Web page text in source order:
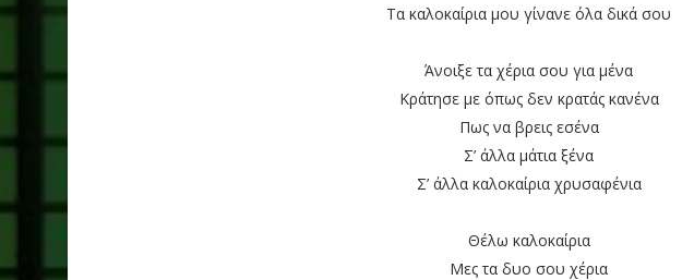
Τα καλοκαίρια μου γίνανε όλα δικά σου
Άνοιξε τα χέρια σου για μένα
Κράτησε με όπως δεν κρατάς κανένα
Πως να βρεις εσένα
Σ’ άλλα μάτια ξένα
Σ’ άλλα καλοκαίρια χρυσαφένια
Θέλω καλοκαίρια
Μες τα δυο σου χέρια